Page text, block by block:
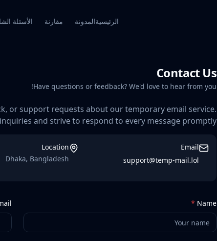
الرئيسيةالمدونة مقارنة الأسئلة
Contact Us
Have questions or feedback? We'd love to hear from you!
or support requests about our temporary email service.
and strive to respond to every message promptly.
Email
support@temp-mail.lol
Location
Dhaka, Bangladesh
Name
*